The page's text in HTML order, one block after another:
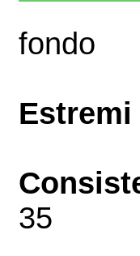
fondo
35